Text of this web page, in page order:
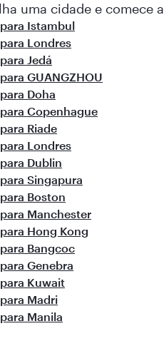
uma cidade e comece
Istambul
Londres
Jedá
GUANGZHOU
Doha
Copenhague
Riade
Londres
Dublin
Singapura
Boston
Manchester
Hong Kong
Bangcoc
Genebra
Kuwait
Madri
Manila